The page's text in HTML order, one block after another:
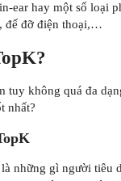
ear hay một số loại
đế đỡ điện thoại,…
tuy không quá đa
nhất?
những gì người tiêu